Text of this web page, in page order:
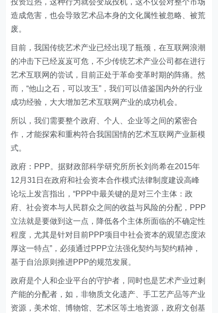
投资过热，这种行为就会变成投机，这不仅会对整个市场
造成危害，也会导致艺术品本身的文化属性被忽略、被荒
废。
目前，我国传统艺术产业已经出现了瓶颈，在互联网浪潮
的冲击下已经岌岌可危，不少传统艺术产业公司都在进行
艺术互联网的尝试，目前正处于革命变革时期的阵痛。然
而，“他山之石，可以攻玉”，我们可以借鉴国内外的行业
成功经验，大大增加艺术互联网产业的成功机会。
所以，我们需要整个政府、个人、企业等之间的紧密合
作，才能探索和重构符合我国国情的艺术互联网产业新模
式。
政府：PPP。据财政部科学研究所所长刘尚希在2015年
12月31日在政府和社会资本合作模式法律制度建设高峰
论坛上发言指出，“PPP中最关键的是对三个主体：政
府、社会资本与人民群众之间的收益与风险的分配，PPP
立法就是要做到这一点，降低各个主体所面临的不确定性
程度，尤其是针对目前PPP项目中社会资本的观望态度浓
厚这一特点”，必须通过PPP立法强化契约与契约精神，
基于自治原则推进PPP的规范发展。
政府是个人和企业平台的守护者，同时也是艺术产业过剩
产能的分配者，如，非物质文化遗产、手工艺产品等产业
资源，美术馆、博物馆、艺术区等土地资源，政府文创基